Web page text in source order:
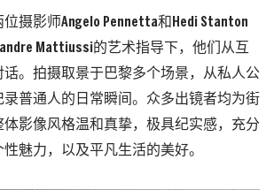
位摄影师Angelo Pennetta和 Hedi Stanton
Mattiussi的艺术指导下，他们从互
。拍摄取景于巴黎多个场景，从私人公
录普通人的日常瞬间。众多出镜者均为街
体影像风格温和真挚，极具纪实感，充分
魅力，以及平凡生活的美好。